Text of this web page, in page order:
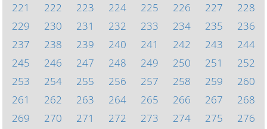
221
222 223 224 225 226 227
228
229
230 231 232 233 234 235
236
237
238 239 240 241 242 243
244
245
246 247 248 249 250 251
252
253
254 255 256 257 258 259
260
261
262 263 264 265 266 267
268
269
270 271 272 273 274 275
276